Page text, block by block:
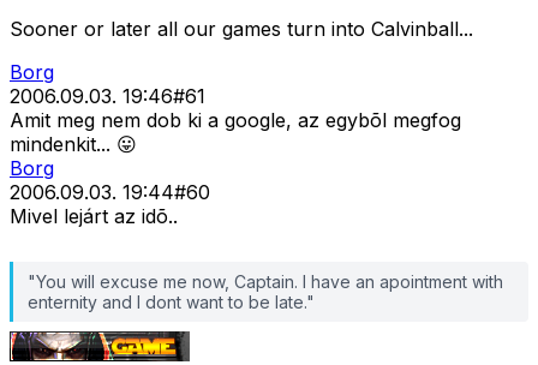
Sooner or later all our games turn into Calvinball...
Borg
2006.09.03. 19:46#61
Amit meg nem dob ki a google, az egybõl megfog
mindenkit... 😛
Borg
2006.09.03. 19:44#60
Mivel lejárt az idõ..
"You will excuse me now, Captain. I have an apointment with
enternity and I dont want to be late."